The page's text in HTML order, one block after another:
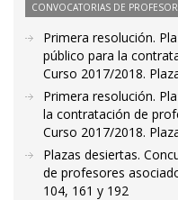
CONVOCATORIAS DE
Primera resolución.
público para la
Curso 2017/2018.
Primera resolución.
la contratación de
Curso 2017/2018.
Plazas desiertas.
de profesores
104, 161 y 192